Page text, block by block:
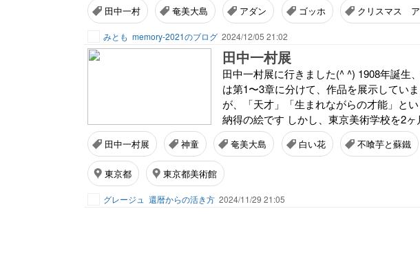
田中一村 奄美大島 アダン ゴッホ クリスマス
みとも memory-2021のブログ 2024/12/05 21:02
田中一村展
田中一村展に行きました(^ ^) 1908年誕生
は第1〜3章に分けて、作品を展示してい
が、「天才」「生まれながらの才能」と
納得の絵です しかし、東京美術学校を2ヶ
田中一村展 神童 奄美大島 白い花 不喰芋と蘇鐵
東京都 東京都美術館
グレージュ 還暦からの活き方 2024/11/29 21:05